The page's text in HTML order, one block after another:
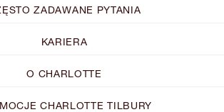
ZADAWANE PYTANIA
KARIERA
O CHARLOTTE
CHARLOTTE TILBURY